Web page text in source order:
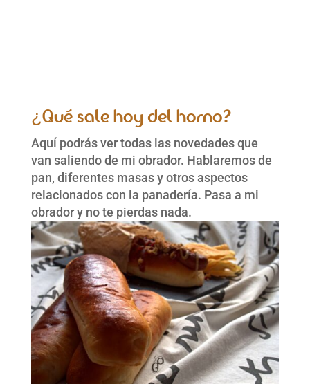
¿Qué sale hoy del horno?
Aquí podrás ver todas las novedades que
van saliendo de mi obrador. Hablaremos de
pan, diferentes masas y otros aspectos
relacionados con la panadería. Pasa a mi
obrador y no te pierdas nada.